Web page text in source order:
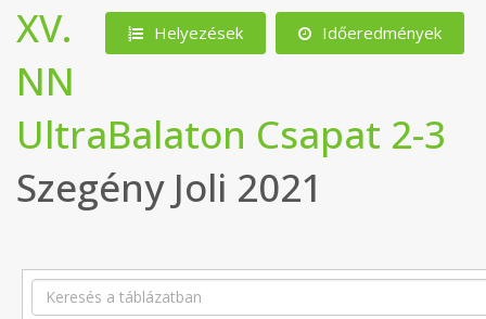
Helyezések Időeredmények
XV.
NN
UltraBalaton Csapat 2-3
Szegény Joli 2021
Search